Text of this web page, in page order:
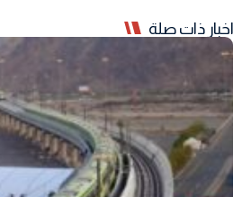
اخبار ذات صلة